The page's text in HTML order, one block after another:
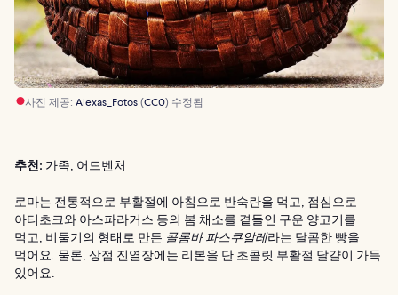
사진 제공: Alexas_Fotos(CC0) 수정됨
추천: 가족, 어드벤처
로마는 전통적으로 부활절에 아침으로 반숙란을 먹고, 점심으로
아티초크와 아스파라거스 등의 봄 채소를 곁들인 구운 양고기를
먹고, 비둘기의 형태로 만든 콜롬바 파스쿠알레라는 달콤한 빵을
먹어요. 물론, 상점 진열장에는 리본을 단 초콜릿 부활절 달걀이 가득
있어요.